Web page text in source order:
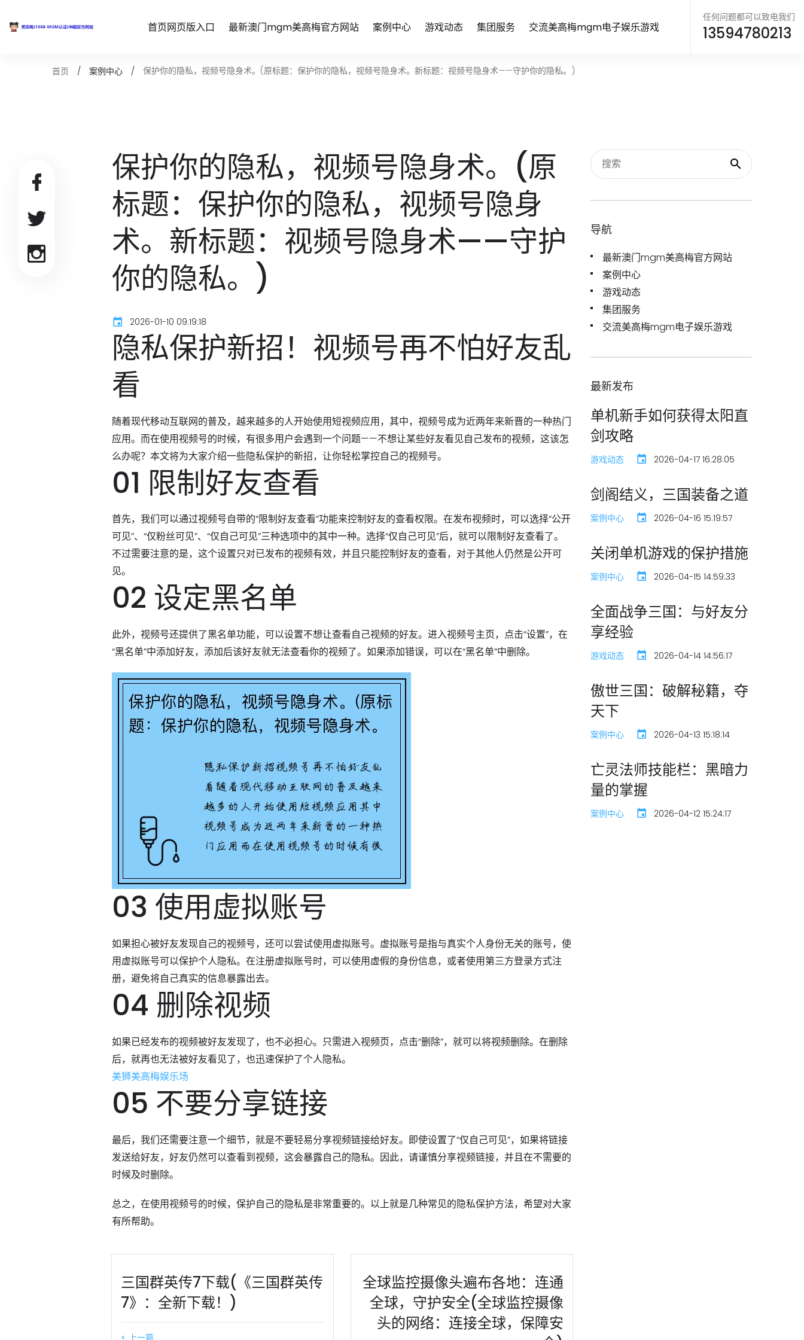
首页网页版入口 最新澳门mgm美高梅官方网站 案例中心 游戏动态 集团服务 交流美高梅mgm电子娱乐游戏
任何问题都可以致电我们
13594780213
首页 案例中心 保护你的隐私，视频号隐身术。(原标题：保护你的隐私，视频号隐身术。新标题：视频号隐身术——守护你的隐私。)
保护你的隐私，视频号隐身术。(原
标题：保护你的隐私，视频号隐身
术。新标题：视频号隐身术——守护
你的隐私。)
2026-01-10 09:19:18
隐私保护新招！视频号再不怕好友乱
看
随着现代移动互联网的普及，越来越多的人开始使用短视频应用，其中，视频号成为近两年来新晋的一种热门
应用。而在使用视频号的时候，有很多用户会遇到一个问题——不想让某些好友看见自己发布的视频，这该怎
么办呢？本文将为大家介绍一些隐私保护的新招，让你轻松掌控自己的视频号。
01 限制好友查看
首先，我们可以通过视频号自带的“限制好友查看”功能来控制好友的查看权限。在发布视频时，可以选择“公开
可见”、“仅粉丝可见”、“仅自己可见”三种选项中的其中一种。选择“仅自己可见”后，就可以限制好友查看了。
不过需要注意的是，这个设置只对已发布的视频有效，并且只能控制好友的查看，对于其他人仍然是公开可
见。
02 设定黑名单
此外，视频号还提供了黑名单功能，可以设置不想让查看自己视频的好友。进入视频号主页，点击“设置”，在
“黑名单”中添加好友，添加后该好友就无法查看你的视频了。如果添加错误，可以在“黑名单”中删除。
03 使用虚拟账号
如果担心被好友发现自己的视频号，还可以尝试使用虚拟账号。虚拟账号是指与真实个人身份无关的账号，使
用虚拟账号可以保护个人隐私。在注册虚拟账号时，可以使用虚假的身份信息，或者使用第三方登录方式注
册，避免将自己真实的信息暴露出去。
04 删除视频
如果已经发布的视频被好友发现了，也不必担心。只需进入视频页，点击“删除”，就可以将视频删除。在删除
后，就再也无法被好友看见了，也迅速保护了个人隐私。
美狮美高梅娱乐场
05 不要分享链接
最后，我们还需要注意一个细节，就是不要轻易分享视频链接给好友。即使设置了“仅自己可见”，如果将链接
发送给好友，好友仍然可以查看到视频，这会暴露自己的隐私。因此，请谨慎分享视频链接，并且在不需要的
时候及时删除。
总之，在使用视频号的时候，保护自己的隐私是非常重要的。以上就是几种常见的隐私保护方法，希望对大家
有所帮助。
三国群英传7下载(《三国群英传
7》：全新下载！)
全球监控摄像头遍布各地：连通
全球，守护安全(全球监控摄像
头的网络：连接全球，保障安
导航
最新澳门mgm美高梅官方网站
案例中心
游戏动态
集团服务
交流美高梅mgm电子娱乐游戏
最新发布
单机新手如何获得太阳直
剑攻略
游戏动态 2026-04-17 16:28:05
剑阁结义，三国装备之道
案例中心 2026-04-16 15:19:57
关闭单机游戏的保护措施
案例中心 2026-04-15 14:59:33
全面战争三国：与好友分
享经验
游戏动态 2026-04-14 14:56:17
傲世三国：破解秘籍，夺
天下
案例中心 2026-04-13 15:18:14
亡灵法师技能栏：黑暗力
量的掌握
案例中心 2026-04-12 15:24:17